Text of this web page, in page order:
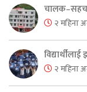
२ महिना
२ महिना